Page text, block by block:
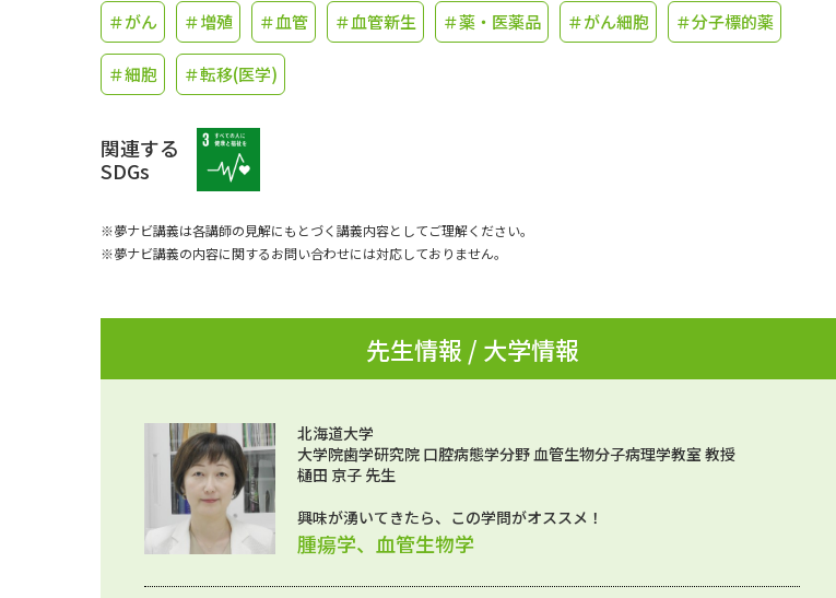
Ｑ＆Ａ よくあるご質問
＃がん ＃増殖 ＃血管 ＃血管新生 ＃薬・医薬品 ＃がん細胞 ＃分子標的薬
＃細胞 ＃転移(医学)
関連する
SDGs
※夢ナビ講義は各講師の見解にもとづく講義内容としてご理解ください。
※夢ナビ講義の内容に関するお問い合わせには対応しておりません。
先生情報 / 大学情報
北海道大学
大学院歯学研究院 口腔病態学分野 血管生物分子病理学教室 教授
樋田 京子 先生
興味が湧いてきたら、この学問がオススメ！
腫瘍学、血管生物学